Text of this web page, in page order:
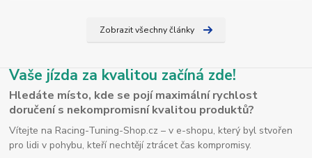
Zobrazit všechny články
Vaše jízda za kvalitou začíná zde!
Hledáte místo, kde se pojí maximální rychlost
doručení s nekompromisní kvalitou produktů?
Vítejte na Racing-Tuning-Shop.cz – v e-shopu, který byl stvořen
pro lidi v pohybu, kteří nechtějí ztrácet čas kompromisy.